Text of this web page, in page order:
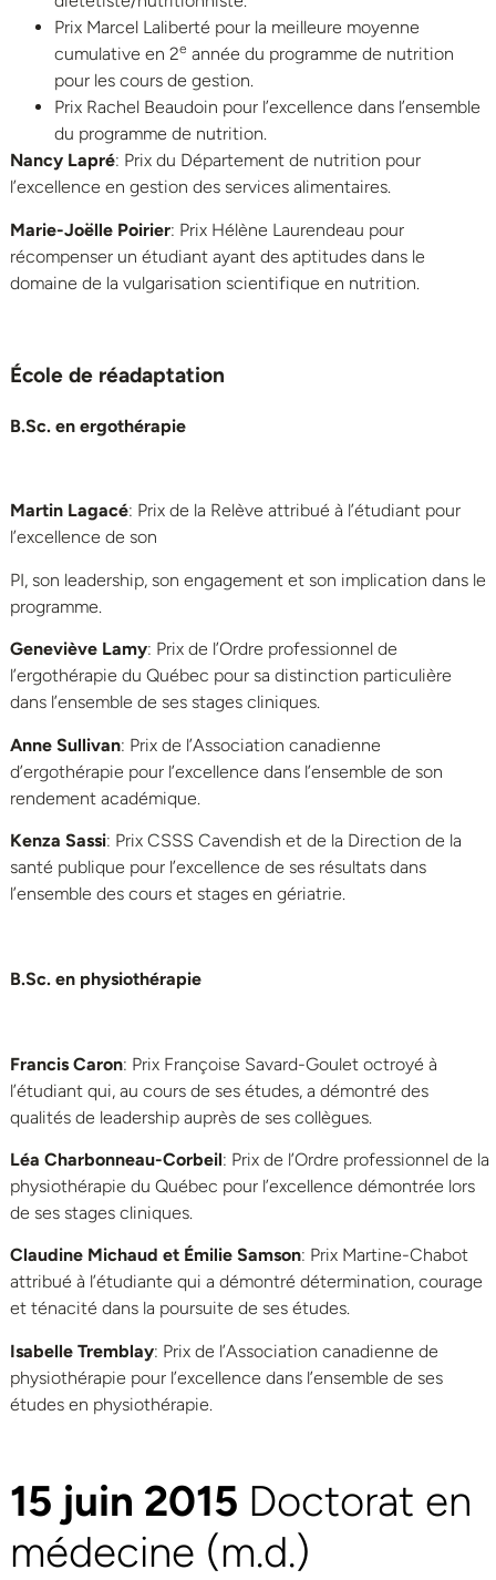
Prix Marcel Laliberté pour la meilleure moyenne
cumulative en 2e année du programme de nutrition
pour les cours de gestion.
Prix Rachel Beaudoin pour l’excellence dans l’ensemble
du programme de nutrition.
Nancy Lapré: Prix du Département de nutrition pour
l’excellence en gestion des services alimentaires.
Marie-Joëlle Poirier: Prix Hélène Laurendeau pour
récompenser un étudiant ayant des aptitudes dans le
domaine de la vulgarisation scientifique en nutrition.
École de réadaptation
B.Sc. en ergothérapie
Martin Lagacé: Prix de la Relève attribué à l’étudiant pour
l’excellence de son
PI, son leadership, son engagement et son implication dans le
programme.
Geneviève Lamy: Prix de l’Ordre professionnel de
l’ergothérapie du Québec pour sa distinction particulière
dans l’ensemble de ses stages cliniques.
Anne Sullivan: Prix de l’Association canadienne
d’ergothérapie pour l’excellence dans l’ensemble de son
rendement académique.
Kenza Sassi: Prix CSSS Cavendish et de la Direction de la
santé publique pour l’excellence de ses résultats dans
l’ensemble des cours et stages en gériatrie.
B.Sc. en physiothérapie
Francis Caron: Prix Françoise Savard-Goulet octroyé à
l’étudiant qui, au cours de ses études, a démontré des
qualités de leadership auprès de ses collègues.
Léa Charbonneau-Corbeil: Prix de l’Ordre professionnel de la
physiothérapie du Québec pour l’excellence démontrée lors
de ses stages cliniques.
Claudine Michaud et Émilie Samson: Prix Martine-Chabot
attribué à l’étudiante qui a démontré détermination, courage
et ténacité dans la poursuite de ses études.
Isabelle Tremblay: Prix de l’Association canadienne de
physiothérapie pour l’excellence dans l’ensemble de ses
études en physiothérapie.
15 juin 2015 Doctorat en
médecine (m.d.)